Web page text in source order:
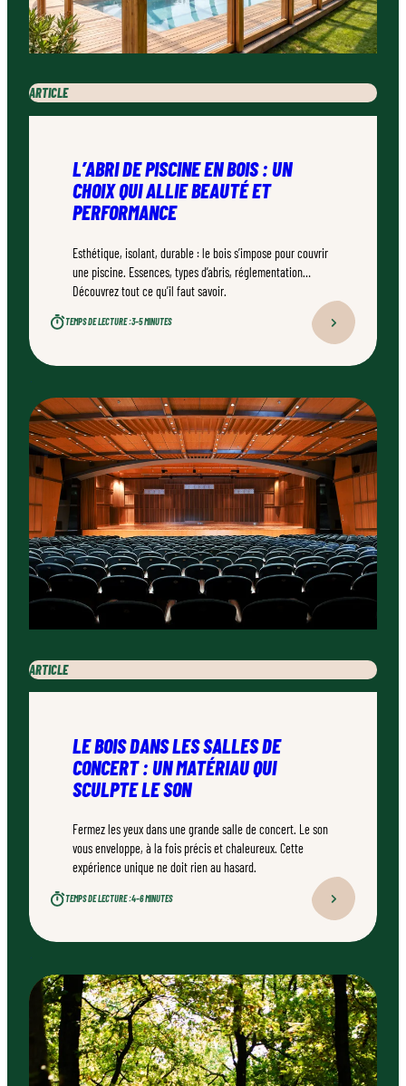
ARTICLE
L’ABRI DE PISCINE EN BOIS : UN
CHOIX QUI ALLIE BEAUTÉ ET
PERFORMANCE
Esthétique, isolant, durable : le bois s’impose pour couvrir
une piscine. Essences, types d’abris, réglementation…
Découvrez tout ce qu’il faut savoir.
TEMPS DE LECTURE :3–5 MINUTES
ARTICLE
LE BOIS DANS LES SALLES DE
CONCERT : UN MATÉRIAU QUI
SCULPTE LE SON
Fermez les yeux dans une grande salle de concert. Le son
vous enveloppe, à la fois précis et chaleureux. Cette
expérience unique ne doit rien au hasard.
TEMPS DE LECTURE :4–6 MINUTES